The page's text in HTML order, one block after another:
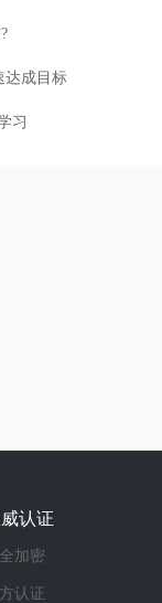
达成目标
习
认证
加密
认证